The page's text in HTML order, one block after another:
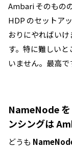
Ambari そのもの
HDP のセットアッ
おりにやればい
す。特に難しい
いません。最高で
NameNode を
ンシングは
どうも